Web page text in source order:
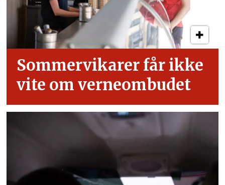
Sommervikarer får ikke
vite om verneombudet